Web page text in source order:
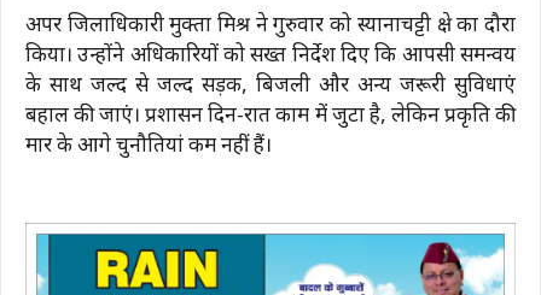
अपर जिलाधिकारी मुक्ता मिश्र ने गुरुवार को स्यानाचट्टी क्षेत्र का दौरा
किया। उन्होंने अधिकारियों को सख्त निर्देश दिए कि आपसी समन्वय
के साथ जल्द से जल्द सड़क, बिजली और अन्य जरूरी सुविधाएं
बहाल की जाएं। प्रशासन दिन-रात काम में जुटा है, लेकिन प्रकृति की
मार के आगे चुनौतियां कम नहीं हैं।